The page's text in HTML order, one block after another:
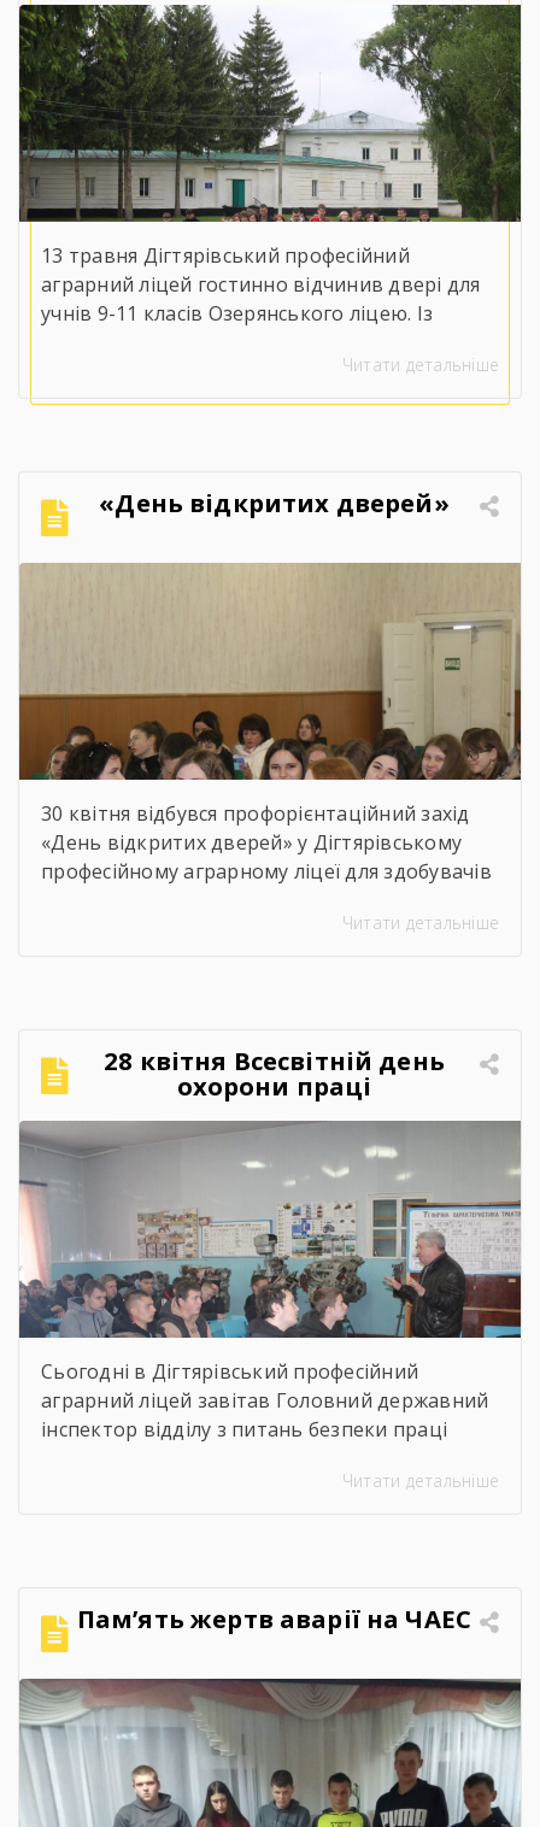
13 травня Дігтярівський професійний
аграрний ліцей гостинно відчинив двері для
учнів 9-11 класів Озерянського ліцею. Із
звернувся заступник директора з навчально-
виробничої роботи Сергій Коломієць, який
навчання та правилами прийому на 2026 рік.
Для гостей організували оглядову екскурсію
кабінетами, майстернями, лабораторіями та
Читати детальніше
«День відкритих дверей»
30 квітня відбувся профорієнтаційний захід
«День відкритих дверей» у Дігтярівському
професійному аграрному ліцеї для здобувачів
Срібнянського ліцеїв. Всіх учасників заходу
прийому 2026 року заступник директора з
навчально-виробничої роботи Сергій
Коломієць. Для майбутніх абітурієнтів було
проведено […]
Читати детальніше
28 квітня Всесвітній день
охорони праці
Сьогодні в Дігтярівський професійний
аграрний ліцей завітав Головний державний
інспектор відділу з питань безпеки праці
Чернігівській області Центрального
для молоді і студентів з питань безпечних і
здорових умов праці». Сучасна концепція
безпеки праці давно вийшла за межі […]
Читати детальніше
Пам’ять жертв аварії на ЧАЕС